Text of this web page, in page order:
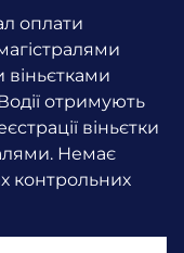
оплати
отримують
віньєтки
Немає
контрольних